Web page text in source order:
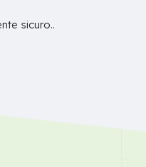
sicuro..